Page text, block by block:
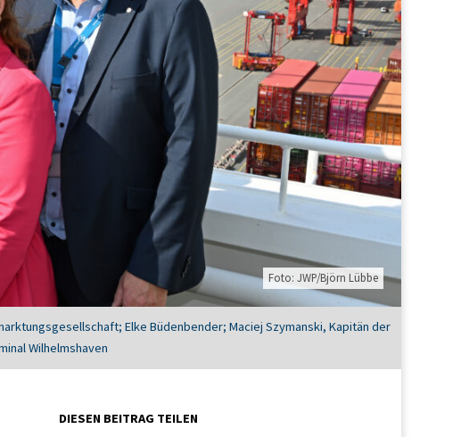
Foto: JWP/Björn Lübbe
Elke Büdenbender; Maciej Szymanski, Kapitän der
Wilhelmshaven
DIESEN BEITRAG TEILEN